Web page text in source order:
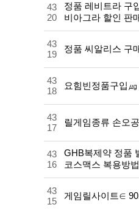
43
20
정품 레비트라 구
비아그라 할인 판
43
19
정품 씨알리스 구
43
18
요힘빈정품구입
43
17
릴게임종류 손오
43
16
GHB복제약 정품
코스맥스 복용방
43
15
게임릴사이트∈